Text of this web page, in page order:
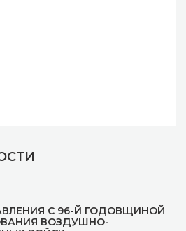
С 96-Й ГОДОВЩИНОЙ
ВОЗДУШНО-